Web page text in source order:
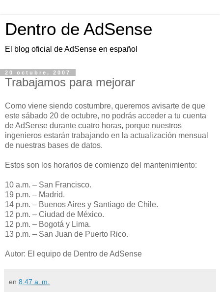
Dentro de AdSense
El blog oficial de AdSense en español
20 octubre, 2007
Trabajamos para mejorar
Como viene siendo costumbre, queremos avisarte de que
este sábado 20 de octubre, no podrás acceder a tu cuenta
de AdSense durante cuatro horas, porque nuestros
ingenieros estarán trabajando en la actualización mensual
de nuestras bases de datos.
Estos son los horarios de comienzo del mantenimiento:
10 a.m. – San Francisco.
19 p.m. – Madrid.
14 p.m. – Buenos Aires y Santiago de Chile.
12 p.m. – Ciudad de México.
12 p.m. – Bogotá y Lima.
13 p.m. – San Juan de Puerto Rico.
Autor: El equipo de Dentro de AdSense
en 8:47 a. m.